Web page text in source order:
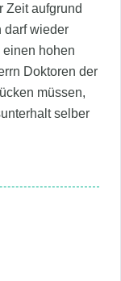
Zeit aufgrund
darf wieder
einen hohen
Doktoren der
müssen,
selber